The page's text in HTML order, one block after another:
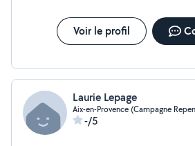
Voir le profil
Laurie Lepage
Aix-en-Provence (Campagne
-/5